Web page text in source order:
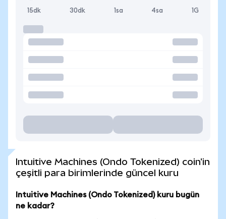
15dk 30dk 1sa 4sa 1G
Intuitive Machines (Ondo Tokenized) coin'in
çeşitli para birimlerinde güncel kuru
Intuitive Machines (Ondo Tokenized) kuru bugün
ne kadar?